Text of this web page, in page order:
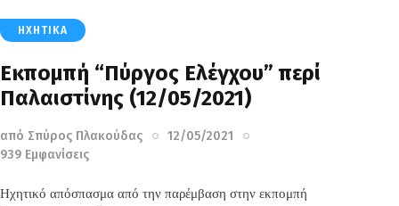
ΗΧΗΤΙΚΆ
Εκπομπή “Πύργος Ελέγχου” περί
Παλαιστίνης (12/05/2021)
από Σπύρος Πλακούδας
12/05/2021
939 Εμφανίσεις
Ηχητικό απόσπασμα από την παρέμβαση στην εκπομπή